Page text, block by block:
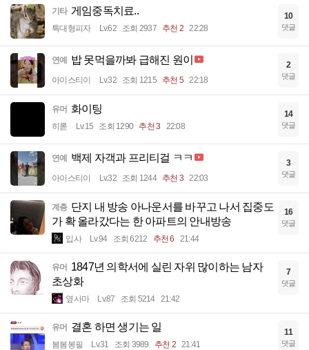
기타 게임중독치료..
특대형피자 Lv.62 조회 2937 추천 2 22:28
10
댓글
연예 밥 못먹을까봐 급해진 원이
아이스티이 Lv.32 조회 1215 추천 5 22:18
2
댓글
유머 화이팅
히롣 Lv.15 조회 1290 추천 3 22:08
14
댓글
연예 백제 자객과 프리티걸 ㅋㅋ
아이스티이 Lv.32 조회 1244 추천 3 22:03
3
댓글
계층 단지 내 방송 아나운서를 바꾸고 나서 집중도
가 확 올라갔다는 한 아파트의 안내방송
입사 Lv.94 조회 6212 추천 6 21:44
16
댓글
유머 1847년 의학서에 실린 자위 많이하는 남자
초상화
옆사마 Lv.87 조회 5214 21:42
7
댓글
유머 결혼 하면 생기는 일
봄봄봉필 Lv.31 조회 3989 추천 2 21:41
11
댓글